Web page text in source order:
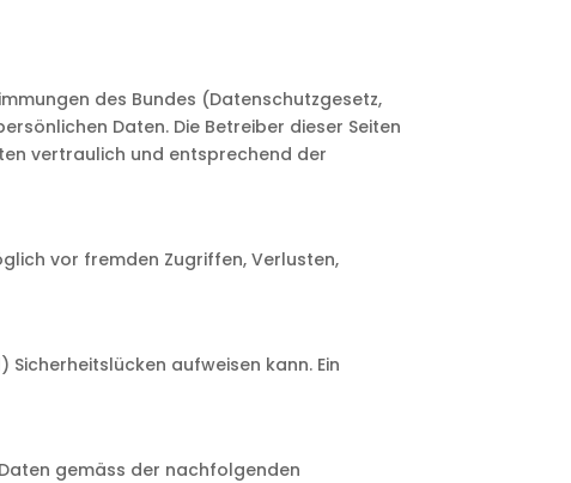
des Bundes (Datenschutzgesetz,
Daten. Die Betreiber dieser Seiten
vertraulich und entsprechend der
vor fremden Zugriffen, Verlusten,
aufweisen kann. Ein
gemäss der nachfolgenden